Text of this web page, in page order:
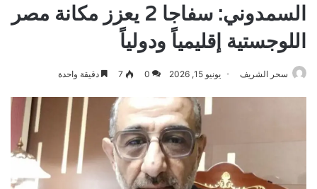
السمدوني: سفاجا 2 يعزز مكانة مصر
اللوجستية إقليمياً ودولياً
سحر الشريف يونيو 15, 2026 0
7 دقيقة واحدة